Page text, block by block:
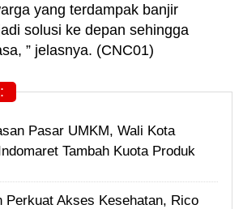
yang terdampak banjir
solusi ke depan sehingga
” jelasnya. (CNC01)
Pasar UMKM, Wali Kota
Tambah Kuota Produk
Perkuat Akses Kesehatan, Rico